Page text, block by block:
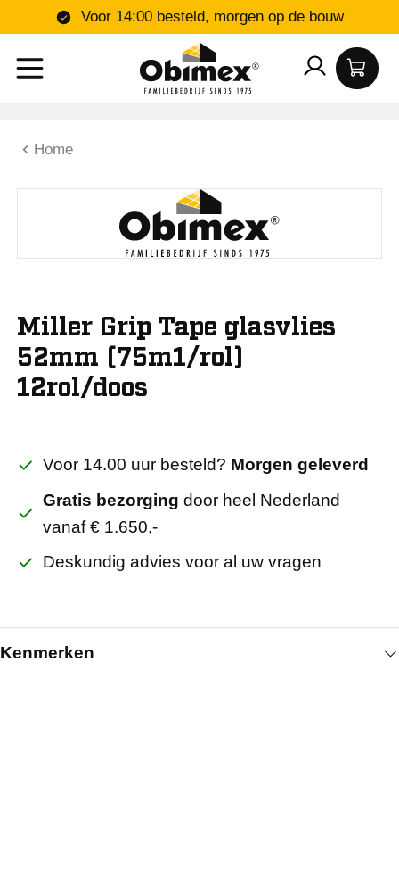
Voor 14:00 besteld, morgen op de bouw
Home
Miller Grip Tape glasvlies
52mm (75m1/rol)
12rol/doos
Voor 14.00 uur besteld? Morgen geleverd
Gratis bezorging door heel Nederland
vanaf € 1.650,-
Deskundig advies voor al uw vragen
Kenmerken